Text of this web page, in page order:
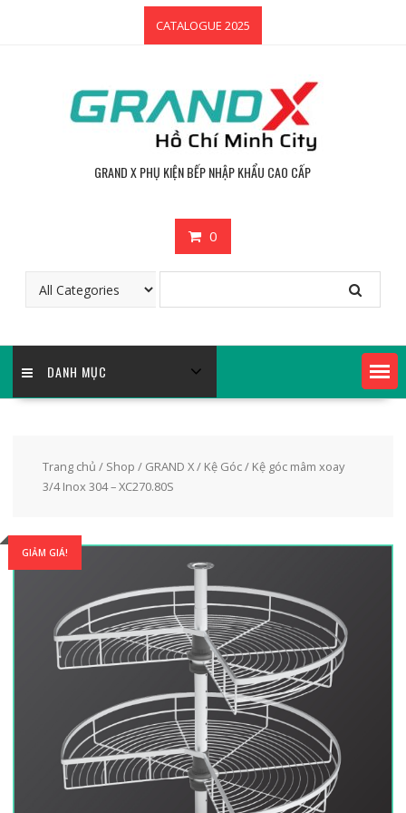
CATALOGUE 2025
GRAND X PHỤ KIỆN BẾP NHẬP KHẨU CAO CẤP
0
DANH MỤC
Trang chủ / Shop / GRAND X/ Kệ Góc/ Kệ góc mâm xoay
3/4 Inox 304 – XC270.80S
GIẢM GIÁ!